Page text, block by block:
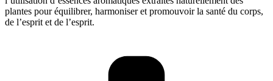
plantes pour équilibrer, harmoniser et promouvoir la santé du corps,
de l’esprit et de l’esprit.